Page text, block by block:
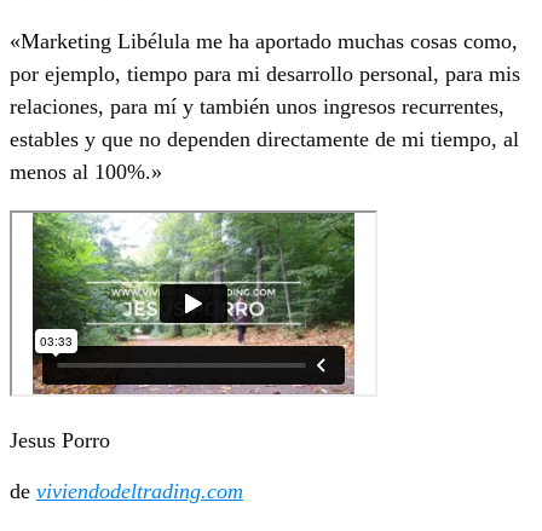
«Marketing Libélula me ha aportado muchas cosas como,
por ejemplo, tiempo para mi desarrollo personal, para mis
relaciones, para mí y también unos ingresos recurrentes,
estables y que no dependen directamente de mi tiempo, al
menos al 100%.»
Jesus Porro
de viviendodeltrading.com